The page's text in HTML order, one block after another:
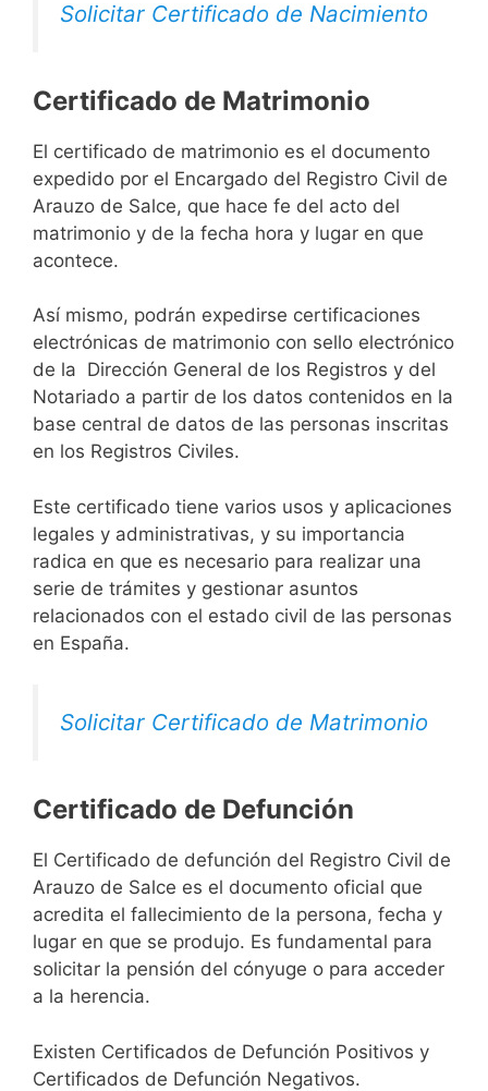
Solicitar Certificado de Nacimiento
Certificado de Matrimonio
El certificado de matrimonio es el documento
expedido por el Encargado del Registro Civil de
Arauzo de Salce, que hace fe del acto del
matrimonio y de la fecha hora y lugar en que
acontece.
Así mismo, podrán expedirse certificaciones
electrónicas de matrimonio con sello electrónico
de la Dirección General de los Registros y del
Notariado a partir de los datos contenidos en la
base central de datos de las personas inscritas
en los Registros Civiles.
Este certificado tiene varios usos y aplicaciones
legales y administrativas, y su importancia
radica en que es necesario para realizar una
serie de trámites y gestionar asuntos
relacionados con el estado civil de las personas
en España.
Solicitar Certificado de Matrimonio
Certificado de Defunción
El Certificado de defunción del Registro Civil de
Arauzo de Salce es el documento oficial que
acredita el fallecimiento de la persona, fecha y
lugar en que se produjo. Es fundamental para
solicitar la pensión del cónyuge o para acceder
a la herencia.
Existen Certificados de Defunción Positivos y
Certificados de Defunción Negativos.